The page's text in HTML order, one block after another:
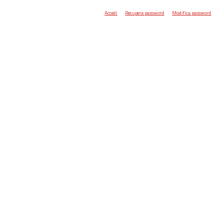
Accedi Recupera password Modifica password